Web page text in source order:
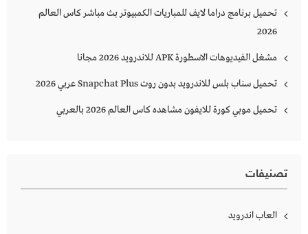
تحميل برنامج دراما لايف للمباريات الكمبيوتر بث مباشر كاس العالم
2026
مشغل الفيديوهات الاسطورة APK للاندرويد 2026 مجانا
تحميل سناب بلس للاندرويد بدون روت Snapchat Plus‏ عربي 2026
تحميل موبي كورة للايفون مشاهده كاس العالم 2026 بالعربي
تصنيفات
العاب اندرويد